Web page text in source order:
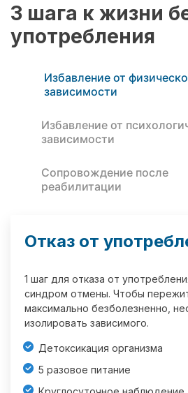
3 шага к жизни
употребления
Избавление от
зависимости
Избавление от
зависимости
Сопровождение после
реабилитации
Отказ от
1 шаг для отказа от
синдром отмены. Чтобы
максимально безболезненно,
изолировать зависимого.
Детоксикация организма
5 разовое питание